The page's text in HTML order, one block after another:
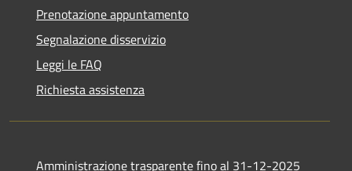
Prenotazione appuntamento
Segnalazione disservizio
Leggi le FAQ
Richiesta assistenza
Amministrazione trasparente fino al 31-12-2025